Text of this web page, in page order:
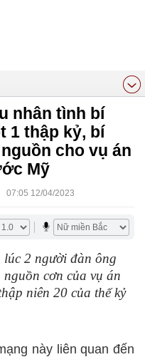
nhân tình bí
1 thập kỷ, bí
cho vụ án
Mỹ
07:05 12/04/2023
2 người đàn ông
cơn của vụ án
niên 20 của thế kỷ
này liên quan đến